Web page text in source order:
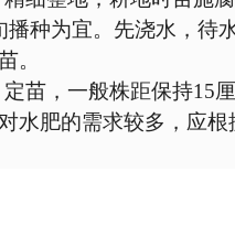
播种为宜。先浇水，待
。
苗，一般株距保持15
水肥的需求较多，应